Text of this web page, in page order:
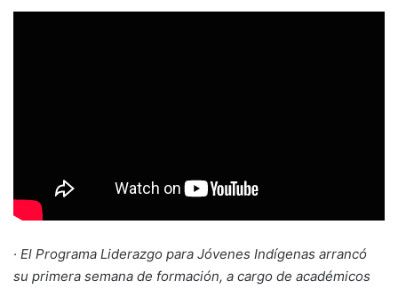
· El Programa Liderazgo para Jóvenes Indígenas arrancó
su primera semana de formación, a cargo de académicos